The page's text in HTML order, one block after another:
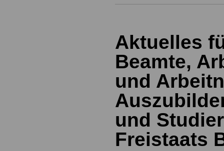
Aktuelles
Beamte,
und
und
Freistaats